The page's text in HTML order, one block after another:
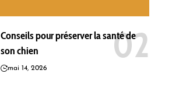
Conseils pour préserver la santé de
son chien
mai 14, 2026